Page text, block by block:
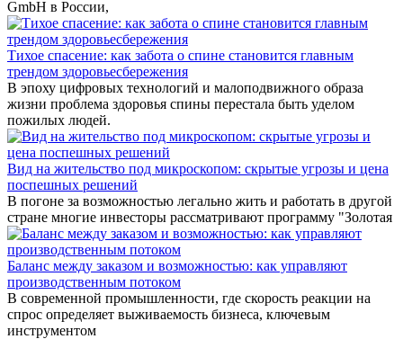
GmbH в России,
Тихое спасение: как забота о спине становится главным
трендом здоровьесбережения
В эпоху цифровых технологий и малоподвижного образа
жизни проблема здоровья спины перестала быть уделом
пожилых людей.
Вид на жительство под микроскопом: скрытые угрозы и цена
поспешных решений
В погоне за возможностью легально жить и работать в другой
стране многие инвесторы рассматривают программу "Золотая
Баланс между заказом и возможностью: как управляют
производственным потоком
В современной промышленности, где скорость реакции на
спрос определяет выживаемость бизнеса, ключевым
инструментом